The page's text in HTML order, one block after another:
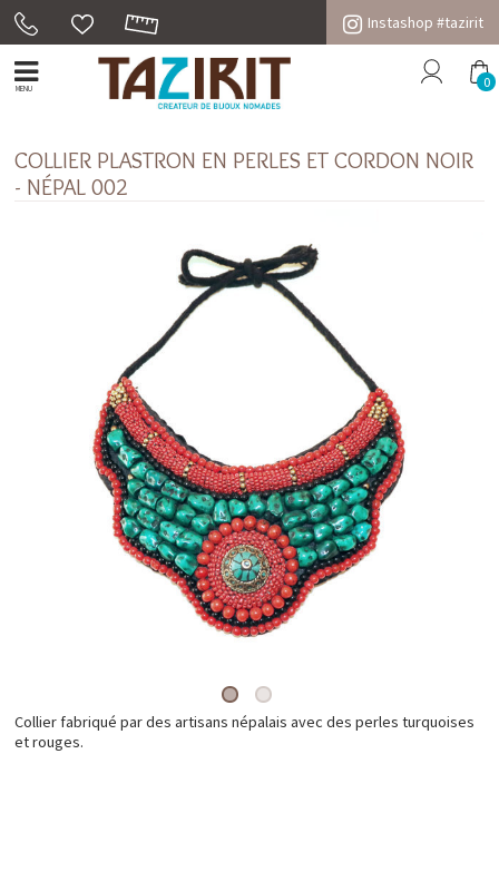
Instashop #tazirit
MENU 0
COLLIER PLASTRON EN PERLES ET CORDON NOIR
- NÉPAL 002
Collier fabriqué par des artisans népalais avec des perles turquoises
et rouges.